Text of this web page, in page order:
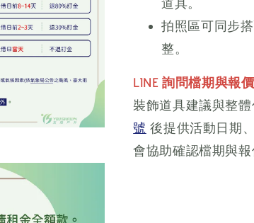
道具。
拍照區可同步
整。
LINE 詢問檔期與報價
裝飾道具建議與整
號 後提供活動日期
會協助確認檔期與報